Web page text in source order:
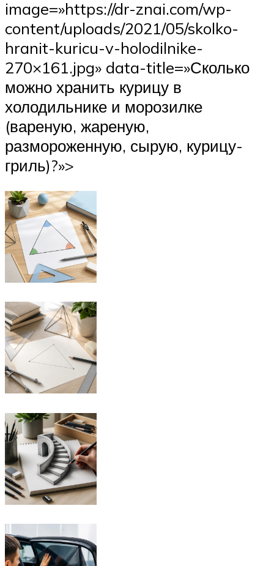
image=»https://dr-znai.com/wp-
content/uploads/2021/05/skolko-
hranit-kuricu-v-holodilnike-
270×161.jpg» data-title=»Сколько
можно хранить курицу в
холодильнике и морозилке
(вареную, жареную,
размороженную, сырую, курицу-
гриль)?»>